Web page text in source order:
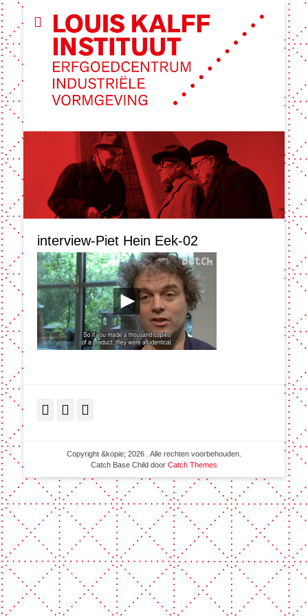
interview-Piet Hein Eek-02
Facebook
Twitter
Copyright &kopie; 2026
. Alle rechten voorbehouden.
Catch Base Child door Catch Themes